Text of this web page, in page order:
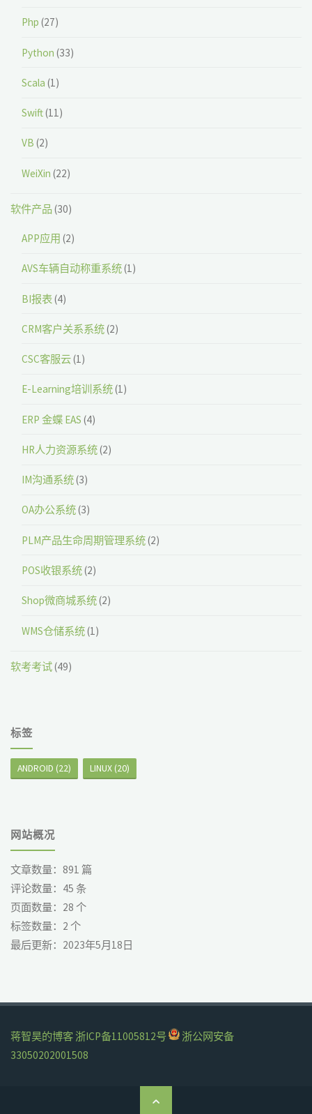
Php (27)
Python (33)
Scala (1)
Swift(11)
VB (2)
WeiXin (22)
软件产品(30)
APP应用 (2)
AVS车辆自动称重系统(1)
BI报表(4)
CRM客户关系系统(2)
CSC客服云(1)
E-Learning培训系统(1)
ERP 金蝶 EAS (4)
HR人力资源系统(2)
IM沟通系统(3)
OA办公系统(3)
PLM产品生命周期管理系统(2)
POS收银系统(2)
Shop微商城系统(2)
WMS仓储系统(1)
软考考试(49)
标签
ANDROID (22) LINUX (20)
网站概况
文章数量：891 篇
评论数量： 45 条
页面数量： 28 个
标签数量： 2 个
最后更新： 2023年5月18日
蒋智昊的博客 浙ICP备11005812号
浙公网安备
33050202001508
返